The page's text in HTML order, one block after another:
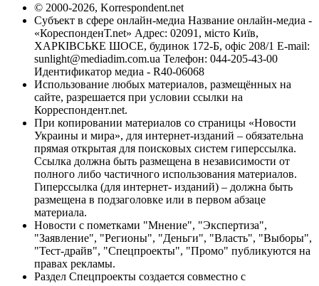
© 2000-2026, Korrespondent.net
Субъект в сфере онлайн-медиа Название онлайн-медиа -
«КореспонденТ.net» Адрес: 02091, місто Київ,
ХАРКІВСЬКЕ ШОСЕ, будинок 172-Б, офіс 208/1 E-mail:
sunlight@mediadim.com.ua Телефон: 044-205-43-00
Идентификатор медиа - R40-06068
Использование любых материалов, размещённых на
сайте, разрешается при условии ссылки на
Корреспондент.net.
При копировании материалов со страницы «Новости
Украины и мира», для интернет-изданий – обязательна
прямая открытая для поисковых систем гиперссылка.
Ссылка должна быть размещена в независимости от
полного либо частичного использования материалов.
Гиперссылка (для интернет- изданий) – должна быть
размещена в подзаголовке или в первом абзаце
материала.
Новости с пометками "Мнение", "Экспертиза",
"Заявление", "Регионы", "Деньги", "Власть", "Выборы",
"Тест-драйв", "Спецпроекты", "Промо" публикуются на
правах рекламы.
Раздел Спецпроекты создается совместно с